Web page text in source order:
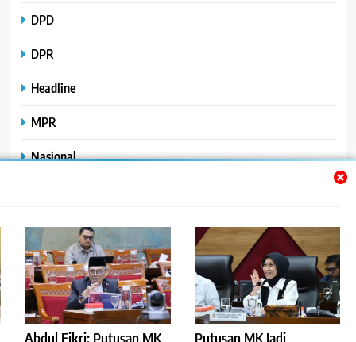
Abdul Fikri: Putusan MK Putusan MK Jadi
DPD
DPR
Headline
MPR
Nasional
Polhukam
Uncategorized